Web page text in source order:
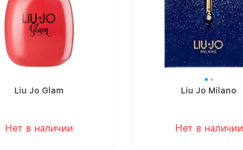
Liu Jo Glam
Нет в наличии
Liu Jo Milano
Нет в наличии